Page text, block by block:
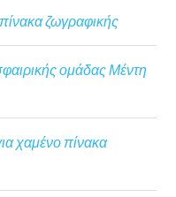
ζωγραφικής
ομάδας Μέντη
χαμένο πίνακα